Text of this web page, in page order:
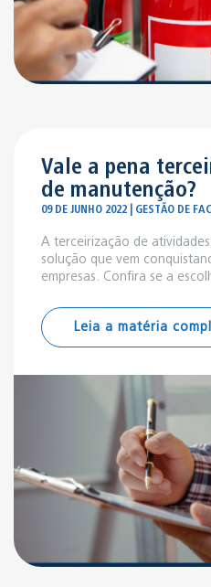
Vale a pena
de manutenção?
09 DE JUNHO 2022 | GESTÃO DE
A terceirização de
solução que vem
empresas. Confira se a
Leia a matéria